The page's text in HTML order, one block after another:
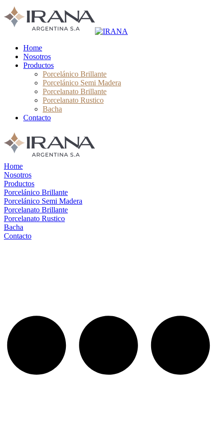
Home
Nosotros
Productos
Porcelánico Brillante
Porcelánico Semi Madera
Porcelanato Brillante
Porcelanato Rustico
Bacha
Contacto
Home
Nosotros
Productos
Porcelánico Brillante
Porcelánico Semi Madera
Porcelanato Brillante
Porcelanato Rustico
Bacha
Contacto